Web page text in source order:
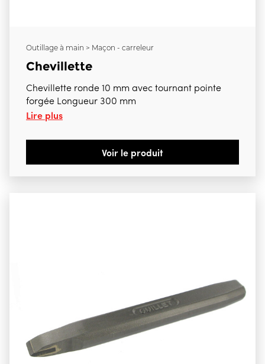
Outillage à main > Maçon - carreleur
Chevillette
Chevillette ronde 10 mm avec tournant pointe
forgée Longueur 300 mm
Lire plus
Voir le produit